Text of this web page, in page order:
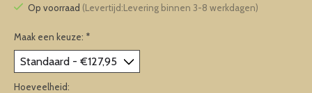
Op voorraad (Levertijd:Levering binnen 3-8 werkdagen)
Maak een keuze: *
Hoeveelheid: